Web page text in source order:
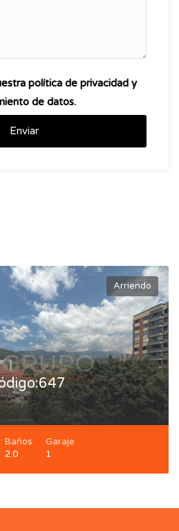
política de privacidad y
de datos.
Enviar
Arriendo
Baños
2.0
Garaje
1